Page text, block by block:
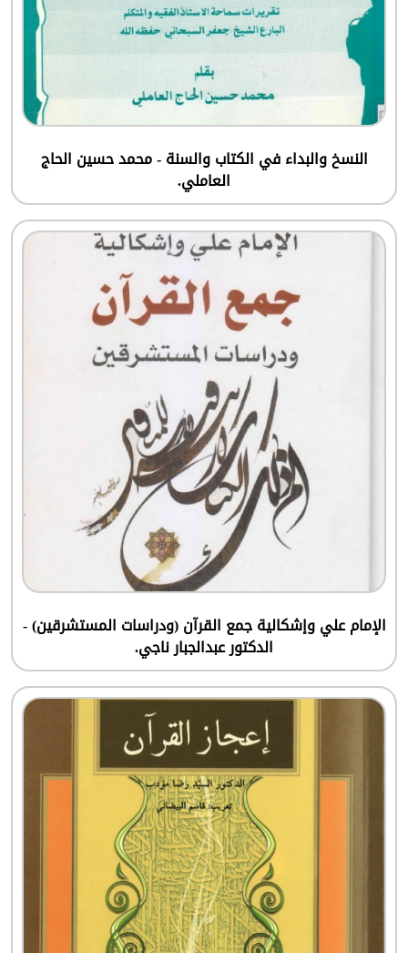
النسخ والبداء في الكتاب والسنة - محمد حسين الحاج
العاملي.
الإمام علي وإشكالية جمع القرآن (ودراسات المستشرقين) -
الدكتور عبدالجبار ناجي.